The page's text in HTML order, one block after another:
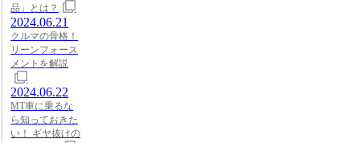
品」とは？
2024.06.21
クルマの骨格！
リーンフォース
メントを解説
2024.06.22
MT車に乗るな
ら知っておきた
い！ ギヤ抜けの